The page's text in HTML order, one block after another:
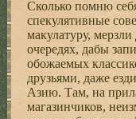
Сколько помню
спекулятивные
макулатуру,
очередях, дабы
обожаемых
друзьями, даже
Азию. Там, на
магазинчиков,